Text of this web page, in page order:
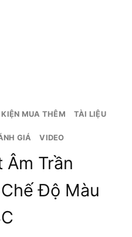
KIỆN MUA THÊM TÀI LIỆU
GIÁ VIDEO
Âm Trần
Độ Màu